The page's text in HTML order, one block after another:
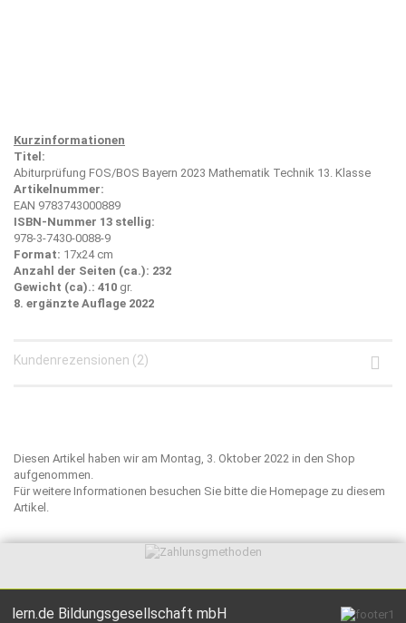
Kurzinformationen
Titel:
Abiturprüfung FOS/BOS Bayern 2023 Mathematik Technik 13. Klasse
Artikelnummer:
EAN 9783743000889
ISBN-Nummer 13 stellig:
978-3-7430-0088-9
Format: 17x24 cm
Anzahl der Seiten (ca.): 232
Gewicht (ca).: 410 gr.
8. ergänzte Auflage 2022
Kundenrezensionen (2)
Diesen Artikel haben wir am Montag, 3. Oktober 2022 in den Shop
aufgenommen.
Für weitere Informationen besuchen Sie bitte die Homepage zu diesem
Artikel.
lern.de Bildungsgesellschaft mbH